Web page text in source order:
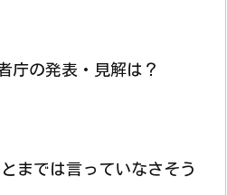
庁の発表・見解は？
までは言っていなさそう